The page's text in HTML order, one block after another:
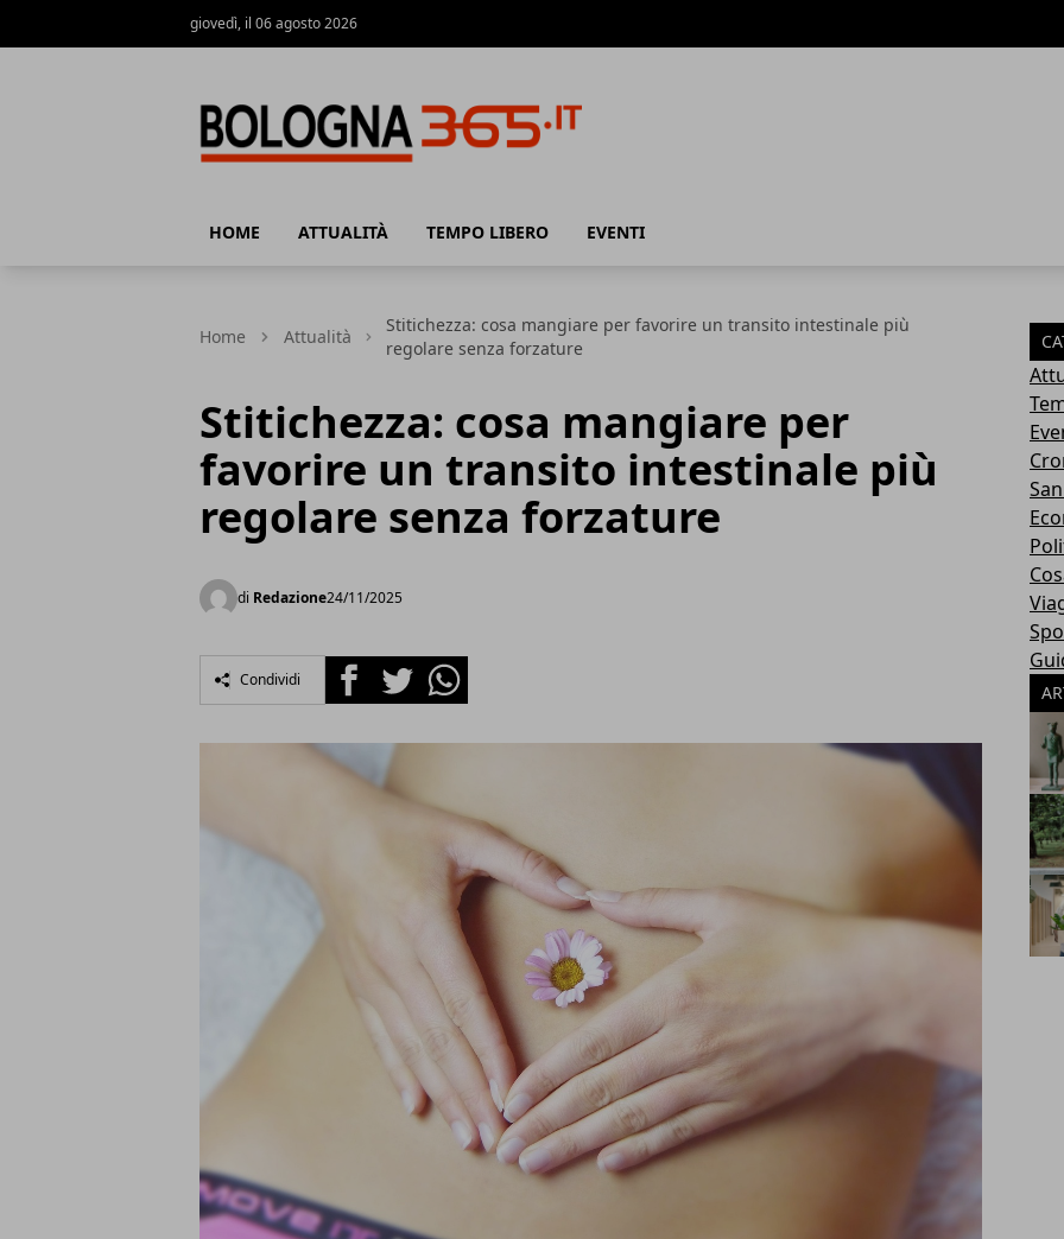
giovedì, il 06 agosto 2026
HOME ATTUALITÀ TEMPO LIBERO EVENTI
Home Attualità
Stitichezza: cosa mangiare per favorire un transito intestinale più
regolare senza forzature
Stitichezza: cosa mangiare per
favorire un transito intestinale più
regolare senza forzature
di Redazione24/11/2025
Condividi FacebookTwitterWhatsapp